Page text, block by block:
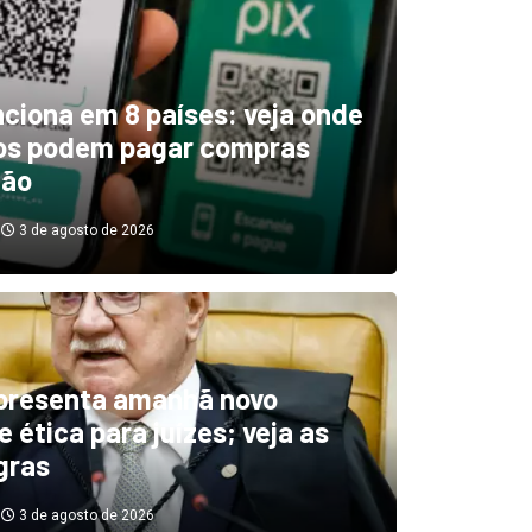
indica El Niño
diminuindo chuvas e
secas de rios
3 de agosto de 2026
em 8 países: veja onde
podem pagar compras
3 de agosto de 2026
amanhã novo
ética para juízes; veja as
3 de agosto de 2026